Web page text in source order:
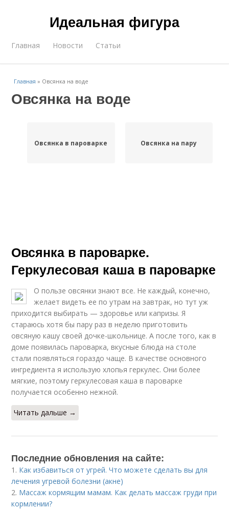
Идеальная фигура
Главная Новости Статьи
Главная » Овсянка на воде
Овсянка на воде
Овсянка в пароварке Овсянка на пару
Овсянка в пароварке.
Геркулесовая каша в пароварке
О пользе овсянки знают все. Не каждый, конечно,
желает видеть ее по утрам на завтрак, но тут уж
приходится выбирать — здоровье или капризы. Я
стараюсь хотя бы пару раз в неделю приготовить
овсяную кашу своей дочке-школьнице. А после того, как в
доме появилась пароварка, вкусные блюда на столе
стали появляться гораздо чаще. В качестве основного
ингредиента я использую хлопья геркулес. Они более
мягкие, поэтому геркулесовая каша в пароварке
получается особенно нежной.
Читать дальше →
Последние обновления на сайте:
1. Как избавиться от угрей. Что можете сделать вы для
лечения угревой болезни (акне)
2. Массаж кормящим мамам. Как делать массаж груди при
кормлении?